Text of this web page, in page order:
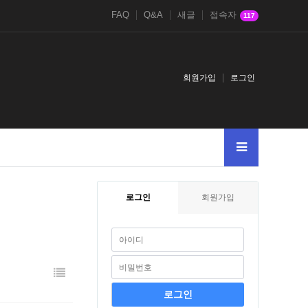
FAQ Q&A 새글 접속자 117
회원가입 로그인
로그인 회원가입